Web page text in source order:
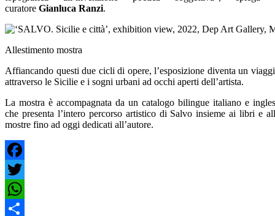
curatore Gianluca Ranzi.
Allestimento mostra
Affiancando questi due cicli di opere, l’esposizione diventa un
attraverso le Sicilie e i sogni urbani ad occhi aperti dell’artista.
La mostra è accompagnata da un catalogo bilingue italiano e
che presenta l’intero percorso artistico di Salvo insieme ai libri e
mostre fino ad oggi dedicati all’autore.
Facebook
Twitter
WhatsApp